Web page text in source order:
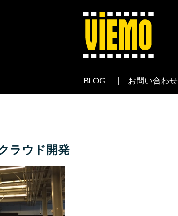
BLOG お問い合わせ
ラウド開発